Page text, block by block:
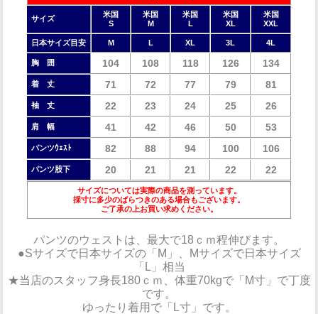
サイズ
米国
S
米国
M
米国
L
米国
XL
米国
XXL
日本サイズ目安 M L XL 3L 4L
胸 囲 104 108 118 126 134
着 丈 71 72 77 79 81
袖 丈 22 23 24 25 26
肩 幅 41 42 46 50 53
パンツｳｪｽﾄ 82 88 94 100 106
パンツ股下 20 21 21 22 22
サイズについては実際の商品を測っています。
採寸に多少のばらつきのある場合もございます。
ご了承の上お買い求めください。
パンツのウェストは、最大で18ｃｍ程伸びます。
●Sサイズで日本サイズの「M」、Mサイズで日本サイズ
「L」相当
★当店のスタッフ身長180ｃｍ、体重70kgで「M寸」で丁度
です。
ゆったり着用で「L寸」です。